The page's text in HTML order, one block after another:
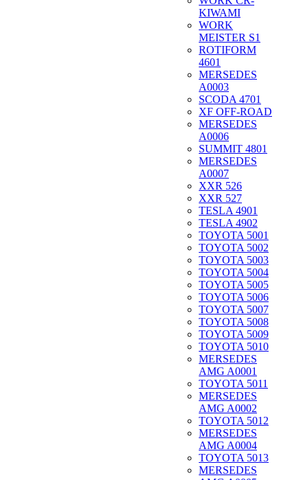
KIWAMI
WORK
MEISTER S1
ROTIFORM
4601
MERSEDES
A0003
SCODA 4701
XF OFF-ROAD
MERSEDES
A0006
SUMMIT 4801
MERSEDES
A0007
XXR 526
XXR 527
TESLA 4901
TESLA 4902
TOYOTA 5001
TOYOTA 5002
TOYOTA 5003
TOYOTA 5004
TOYOTA 5005
TOYOTA 5006
TOYOTA 5007
TOYOTA 5008
TOYOTA 5009
TOYOTA 5010
MERSEDES
AMG A0001
TOYOTA 5011
MERSEDES
AMG A0002
TOYOTA 5012
MERSEDES
AMG A0004
TOYOTA 5013
MERSEDES